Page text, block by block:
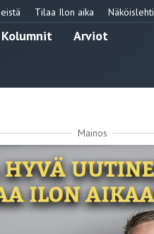
Tilaa Ilon aika Näköislehti
Kolumnit
Arviot
Mainos